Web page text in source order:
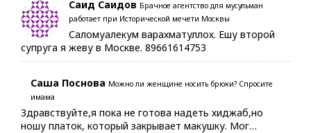
Саид Саидов Брачное агентство для мусульман
работает при Исторической мечети Москвы
Саломуалекум варахматуллох. Ешу второй
супруга я жеву в Москве. 89661614753
Саша Поснова Можно ли женщине носить брюки? Спросите
имама
Здравствуйте,я пока не готова надеть хиджаб,но
ношу платок, который закрывает макушку. Мог…